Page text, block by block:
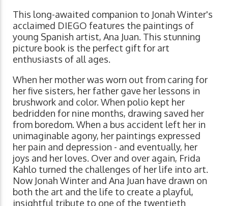
This long-awaited companion to Jonah Winter's
acclaimed DIEGO features the paintings of
young Spanish artist, Ana Juan. This stunning
picture book is the perfect gift for art
enthusiasts of all ages.
When her mother was worn out from caring for
her five sisters, her father gave her lessons in
brushwork and color. When polio kept her
bedridden for nine months, drawing saved her
from boredom. When a bus accident left her in
unimaginable agony, her paintings expressed
her pain and depression - and eventually, her
joys and her loves. Over and over again, Frida
Kahlo turned the challenges of her life into art.
Now Jonah Winter and Ana Juan have drawn on
both the art and the life to create a playful,
insightful tribute to one of the twentieth